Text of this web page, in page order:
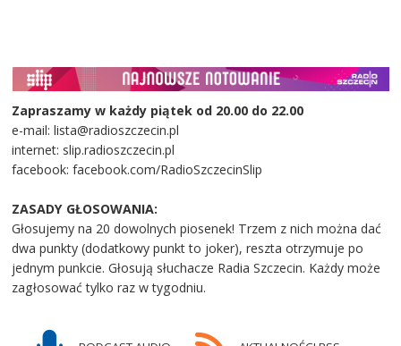
Zapraszamy w każdy piątek od 20.00 do 22.00
e-mail: lista@radioszczecin.pl
internet: slip.radioszczecin.pl
facebook: facebook.com/RadioSzczecinSlip
ZASADY GŁOSOWANIA:
Głosujemy na 20 dowolnych piosenek! Trzem z nich można dać
dwa punkty (dodatkowy punkt to joker), reszta otrzymuje po
jednym punkcie. Głosują słuchacze Radia Szczecin. Każdy może
zagłosować tylko raz w tygodniu.